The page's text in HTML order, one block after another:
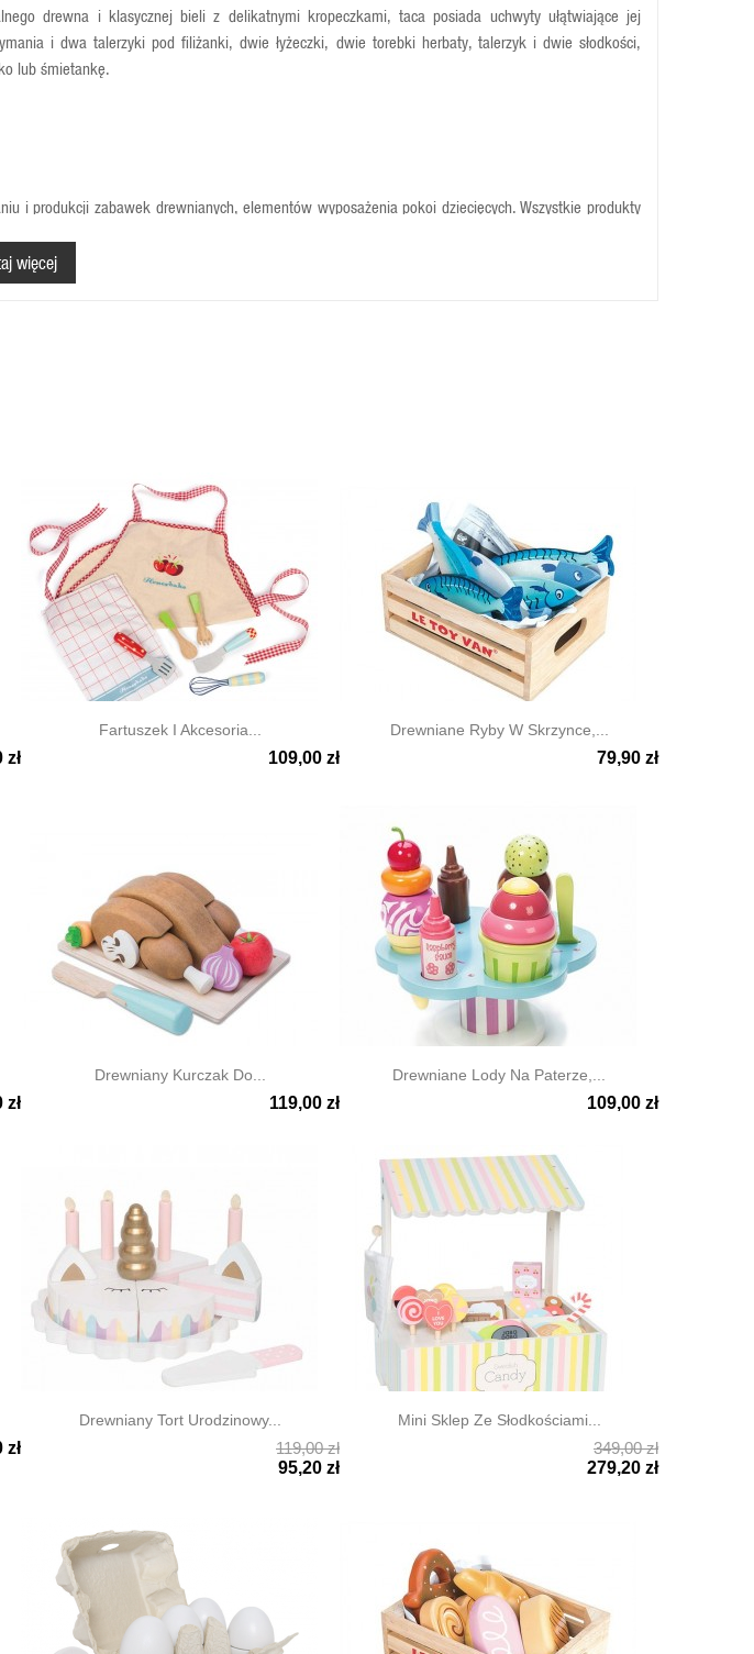
drewna i klasycznej bieli z delikatnymi kropeczkami, taca posiada uchwyty ułątwiające jej
i dwa talerzyki pod filiżanki, dwie łyżeczki, dwie torebki herbaty, talerzyk i dwie słodkości,
lub śmietankę.
i produkcji zabawek drewnianych, elementów wyposażenia pokoi dziecięcych. Wszystkie produkty
więcej
zł
Fartuszek I Akcesoria...
109,00 zł
Drewniane Ryby W Skrzynce,...
79,90 zł
zł
Drewniany Kurczak Do...
119,00 zł
Drewniane Lody Na Paterze,...
109,00 zł
zł
Drewniany Tort Urodzinowy...
119,00 zł
95,20 zł
Mini Sklep Ze Słodkościami...
349,00 zł
279,20 zł